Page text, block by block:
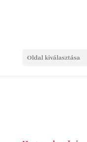
Oldal kiválasztása